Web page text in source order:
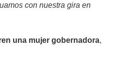
con nuestra gira en
una mujer gobernadora,